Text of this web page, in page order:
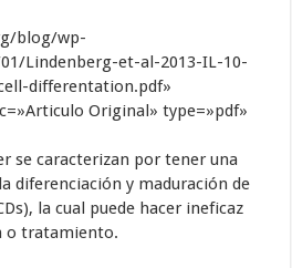
blog/wp-
Lindenberg-et-al-2013-IL-10-
differentation.pdf»
Original» type=»pdf»
se caracterizan por tener una
diferenciación y maduración de
la cual puede hacer ineficaz
o tratamiento.